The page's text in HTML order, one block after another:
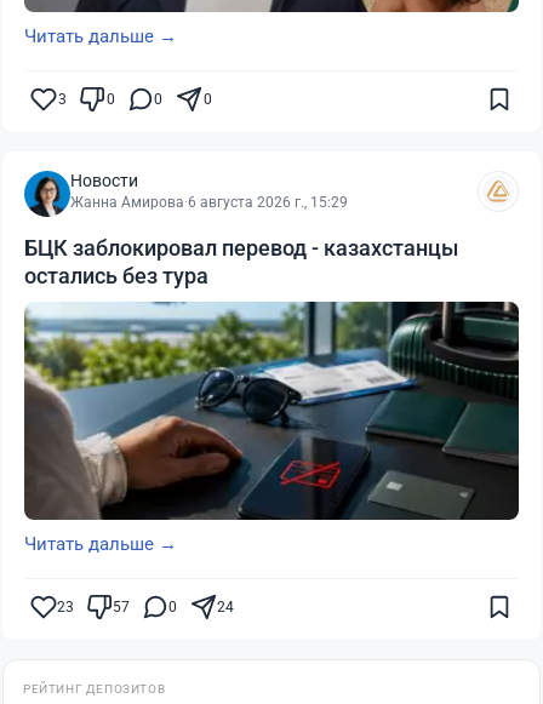
Читать дальше →
3 0 0 0
Новости
Жанна Амирова·6 августа 2026 г., 15:29
БЦК заблокировал перевод - казахстанцы
остались без тура
Читать дальше →
23 57 0 24
РЕЙТИНГ ДЕПОЗИТОВ